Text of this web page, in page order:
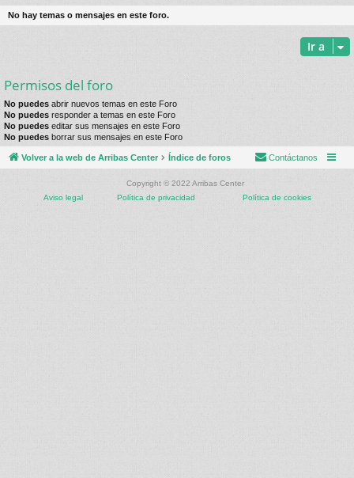
do
r
No hay temas o mensajes en este foro.
Ir a
Permisos del foro
No puedes abrir nuevos temas en este Foro
No puedes responder a temas en este Foro
No puedes editar sus mensajes en este Foro
No puedes borrar sus mensajes en este Foro
Volver a la web de Arribas Center Índice de foros Contáctanos
Copyright © 2022 Arribas Center
Aviso legal
Política de privacidad Política de cookies